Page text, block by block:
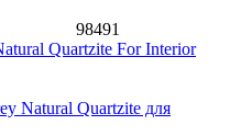
98491
Natural Quartzite для